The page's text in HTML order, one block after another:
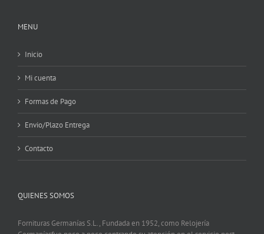
MENU
Inicio
Mi cuenta
Formas de Pago
Envio/Plazo Entrega
Contacto
QUIENES SOMOS
Fornituras Germanías S.L., Fundada en 1952, como Relojería